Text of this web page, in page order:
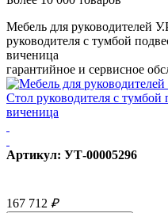
Мебель для руководителей
руководителя с тумбой
виченица
гарантийное и сервисное
Артикул: УТ-00005296
167 712 ₽